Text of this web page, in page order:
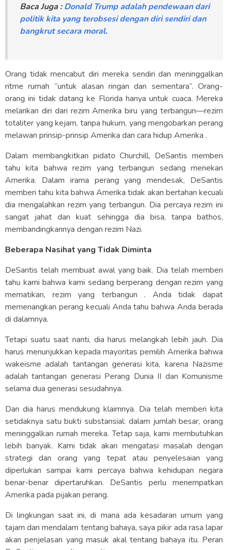
Baca Juga :Donald Trump adalah pendewaan dari
politik kita yang terobsesi dengan diri sendiri dan
bangkrut secara moral.
Orang tidak mencabut diri mereka sendiri dan meninggalkan
ritme rumah “untuk alasan ringan dan sementara”. Orang-
orang ini tidak datang ke Florida hanya untuk cuaca. Mereka
melarikan diri dari rezim Amerika biru yang terbangun—rezim
totaliter yang kejam, tanpa hukum, yang mengobarkan perang
melawan prinsip-prinsip Amerika dan cara hidup Amerika .
Dalam membangkitkan pidato Churchill, DeSantis memberi
tahu kita bahwa rezim yang terbangun sedang menekan
Amerika. Dalam irama perang yang mendesak, DeSantis
memberi tahu kita bahwa Amerika tidak akan bertahan kecuali
dia mengalahkan rezim yang terbangun. Dia percaya rezim ini
sangat jahat dan kuat sehingga dia bisa, tanpa bathos,
membandingkannya dengan rezim Nazi.
Beberapa Nasihat yang Tidak Diminta
DeSantis telah membuat awal yang baik. Dia telah memberi
tahu kami bahwa kami sedang berperang dengan rezim yang
mematikan, rezim yang terbangun . Anda tidak dapat
memenangkan perang kecuali Anda tahu bahwa Anda berada
di dalamnya.
Tetapi suatu saat nanti, dia harus melangkah lebih jauh. Dia
harus menunjukkan kepada mayoritas pemilih Amerika bahwa
wakeisme adalah tantangan generasi kita, karena Nazisme
adalah tantangan generasi Perang Dunia II dan Komunisme
selama dua generasi sesudahnya.
Dan dia harus mendukung klaimnya. Dia telah memberi kita
setidaknya satu bukti substansial: dalam jumlah besar, orang
meninggalkan rumah mereka. Tetap saja, kami membutuhkan
lebih banyak. Kami tidak akan mengatasi masalah dengan
strategi dan orang yang tepat atau penyelesaian yang
diperlukan sampai kami percaya bahwa kehidupan negara
benar-benar dipertaruhkan. DeSantis perlu menempatkan
Amerika pada pijakan perang.
Di lingkungan saat ini, di mana ada kesadaran umum yang
tajam dan mendalam tentang bahaya, saya pikir ada rasa lapar
akan penjelasan yang masuk akal tentang bahaya itu. Peran